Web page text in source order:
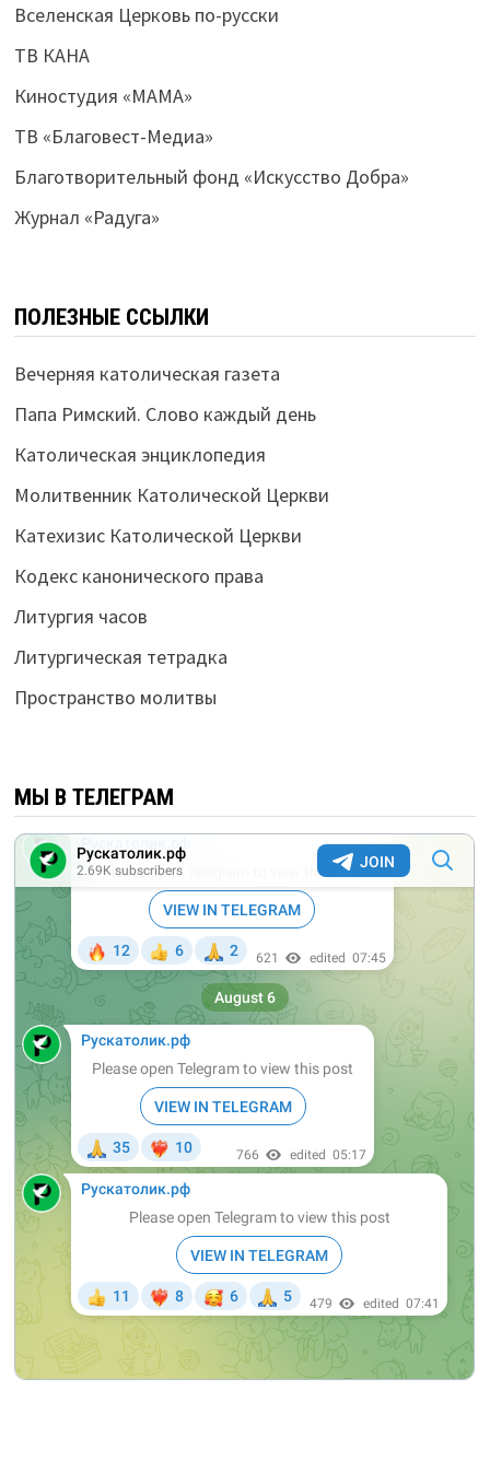
Вселенская Церковь по-русски
ТВ КАНА
Киностудия «МАМА»
ТВ «Благовест-Медиа»
Благотворительный фонд «Искусство Добра»
Журнал «Радуга»
ПОЛЕЗНЫЕ ССЫЛКИ
Вечерняя католическая газета
Папа Римский. Слово каждый день
Католическая энциклопедия
Молитвенник Католической Церкви
Катехизис Католической Церкви
Кодекс канонического права
Литургия часов
Литургическая тетрадка
Пространство молитвы
МЫ В ТЕЛЕГРАМ